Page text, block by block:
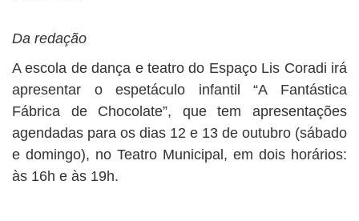
Da redação
A escola de dança e teatro do Espaço Lis Coradi irá
apresentar o espetáculo infantil “A Fantástica
Fábrica de Chocolate”, que tem apresentações
agendadas para os dias 12 e 13 de outubro (sábado
e domingo), no Teatro Municipal, em dois horários:
às 16h e às 19h.